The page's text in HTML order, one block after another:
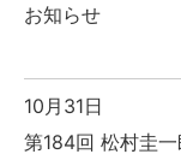
お知らせ
10月31日
第184回 松村圭一